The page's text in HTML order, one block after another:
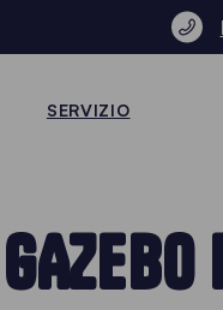
SERVIZIO
GAZEBO